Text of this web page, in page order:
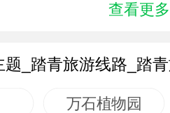
查看更
题_踏青旅游线路_踏
万石植物园